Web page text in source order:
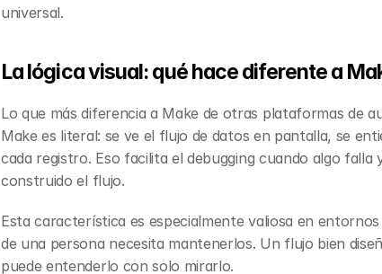
universal.
La lógica visual: qué hace diferente a
Lo que más diferencia a Make de otras plataformas de
Make es literal: se ve el flujo de datos en pantalla, se
cada registro. Eso facilita el debugging cuando algo
construido el flujo.
Esta característica es especialmente valiosa en
de una persona necesita mantenerlos. Un flujo bien
puede entenderlo con solo mirarlo.